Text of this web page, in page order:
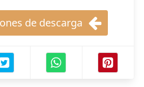
de descarga